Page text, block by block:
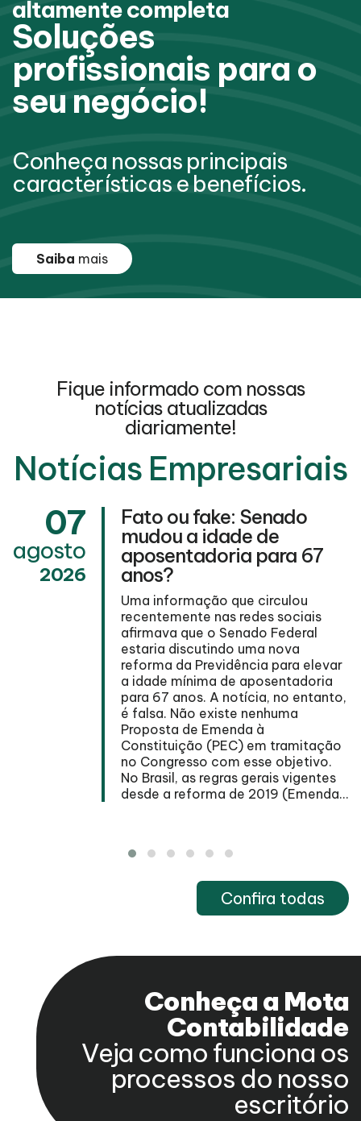
altamente completa
Soluções
profissionais para o
seu negócio!
Conheça nossas principais
características e benefícios.
Saiba mais
Fique informado com nossas
notícias atualizadas
diariamente!
Notícias Empresariais
07
agosto
2026
Fato ou fake: Senado
mudou a idade de
aposentadoria para 67
anos?
Uma informação que circulou
recentemente nas redes sociais
afirmava que o Senado Federal
estaria discutindo uma nova
reforma da Previdência para elevar
a idade mínima de aposentadoria
para 67 anos. A notícia, no entanto,
é falsa. Não existe nenhuma
Proposta de Emenda à
Constituição (PEC) em tramitação
no Congresso com esse objetivo.
No Brasil, as regras gerais vigentes
desde a reforma de 2019 (Emenda...
Confira todas
Conheça a Mota
Contabilidade
Veja como funciona os
processos do nosso
escritório